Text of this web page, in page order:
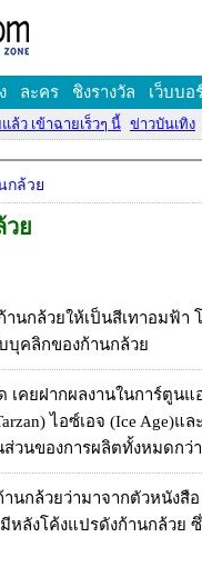
ละคร ชิงรางวัล เว็บบอ
ล้ว เข้าฉายเร็วๆ นี้ ข่าวบันเทิง
กล้วย
วย
นกล้วยให้เป็นสีเทาอมฟ้า
บุคลิกของก้านกล้วย
คยฝากผลงานในการ์ตูน
ไอซ์เอจ (Ice Age)
ส่วนของการผลิตทั้งหมดกว่
กล้วยว่ามาจากตัวหนังสื
หลังโค้งแปรดังก้านกล้วย